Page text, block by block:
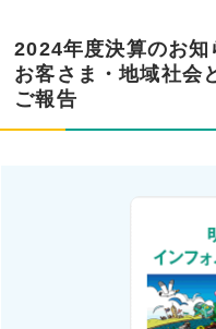
2024年度決算のお知
お客さま・地域社会
ご報告